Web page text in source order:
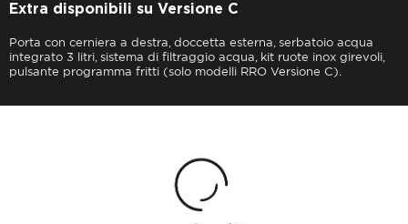
Extra disponibili su Versione C
Porta con cerniera a destra, doccetta esterna, serbatoio acqua
integrato 3 litri, sistema di filtraggio acqua, kit ruote inox girevoli,
pulsante programma fritti (solo modelli RRO Versione C).